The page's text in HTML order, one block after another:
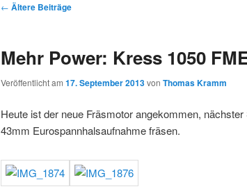
Beitragsnavigation
← Ältere Beiträge
Mehr Power: Kress 1050
Veröffentlicht am 17. September 2013von Thomas Kramm
Heute ist der neue Fräsmotor angekommen,
43mm Eurospannhalsaufnahme fräsen.